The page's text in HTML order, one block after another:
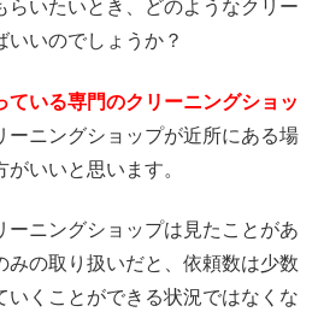
らいたいとき、どのようなクリー
いいのでしょうか？
ている専門のクリーニングショッ
ーニングショップが近所にある場
いいと思います。
ーニングショップは見たことがあ
みの取り扱いだと、依頼数は少数
いくことができる状況ではなくな